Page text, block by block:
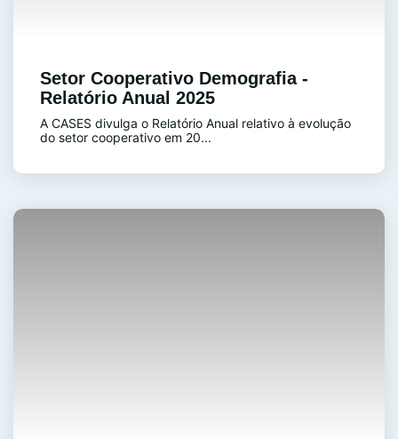
Setor Cooperativo Demografia -
Relatório Anual 2025
A CASES divulga o Relatório Anual relativo à evolução
do setor cooperativo em 20...